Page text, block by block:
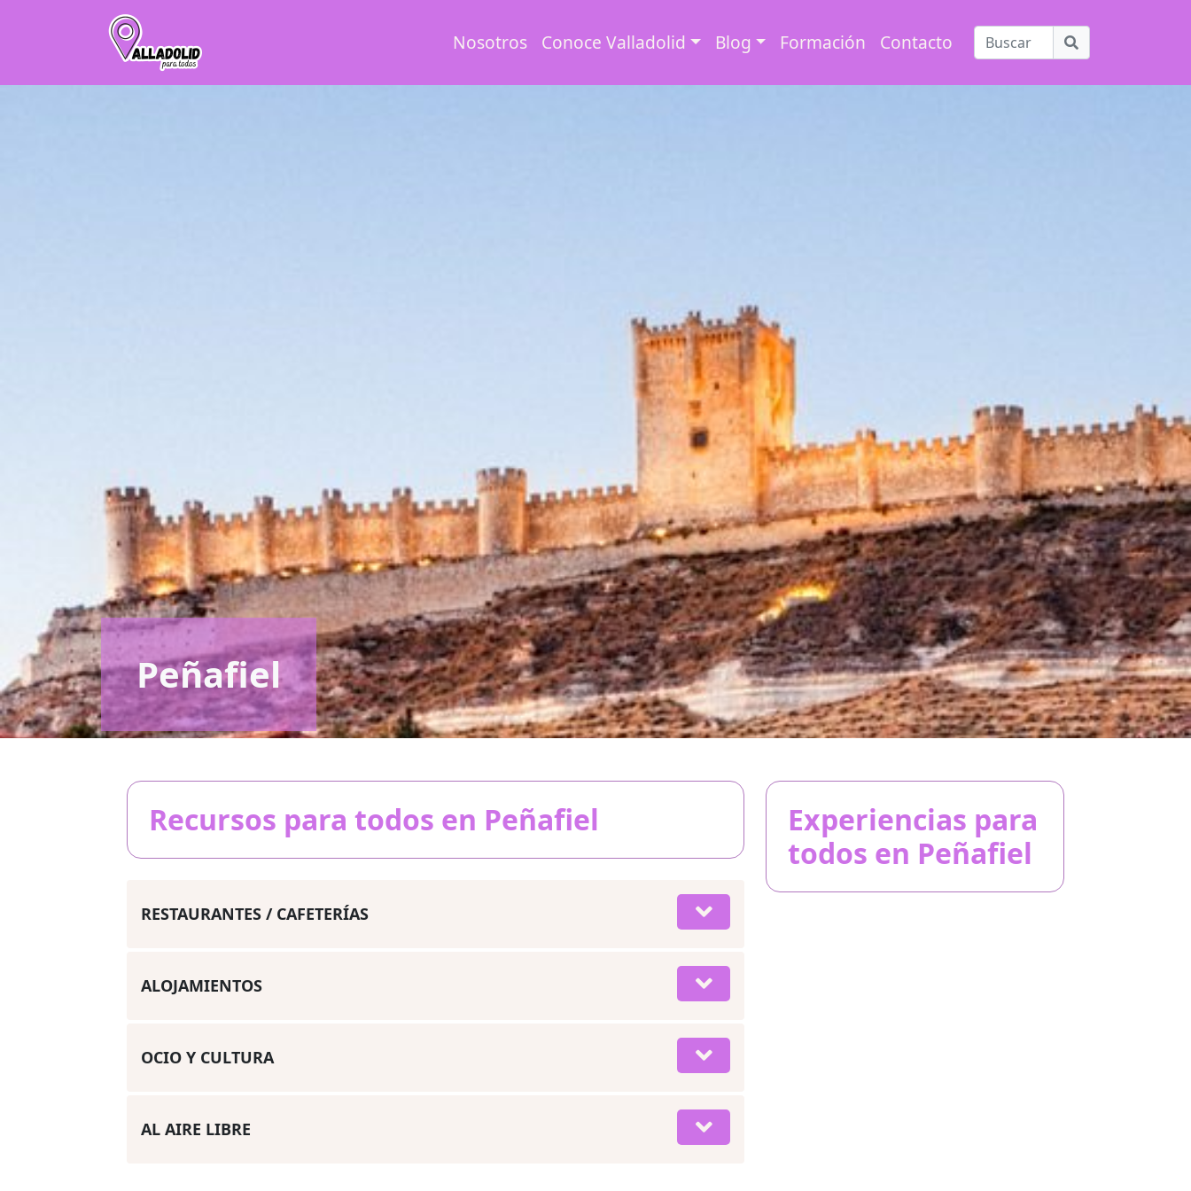
Nosotros Conoce Valladolid Blog Formación Contacto
Peñafiel
Recursos para todos en Peñafiel
RESTAURANTES / CAFETERÍAS
ALOJAMIENTOS
OCIO Y CULTURA
AL AIRE LIBRE
Experiencias para
todos en Peñafiel